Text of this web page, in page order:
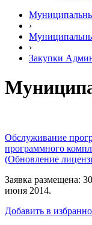
›
›
Закупки
Обслуживание
программного
(Обновление
Заявка размещена:
июня 2014.
Добавить в